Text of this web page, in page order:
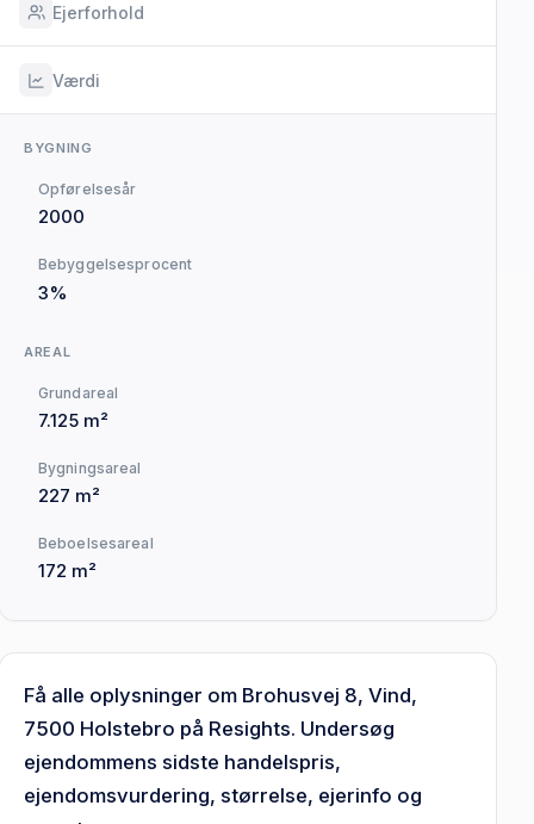
Ejerforhold
Værdi
BYGNING
Opførelsesår
2000
Bebyggelsesprocent
3%
AREAL
Grundareal
7.125 m²
Bygningsareal
227 m²
Beboelsesareal
172 m²
Få alle oplysninger om Brohusvej 8, Vind,
7500 Holstebro på Resights. Undersøg
ejendommens sidste handelspris,
ejendomsvurdering, størrelse, ejerinfo og